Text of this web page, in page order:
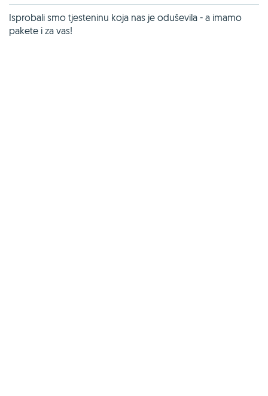
Isprobali smo tjesteninu koja nas je oduševila - a imamo
pakete i za vas!